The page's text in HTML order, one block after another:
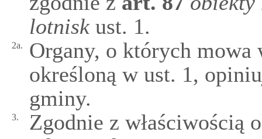
lotniskust. 1.
2a.
Organy, o których mowa
określoną w ust. 1,
gminy.
3.
Zgodnie z właściwością